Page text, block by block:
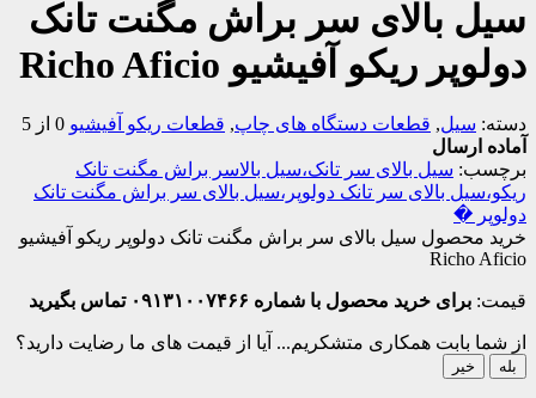
سیل بالای سر براش مگنت تانک
دولوپر ریکو آفیشیو Richo Aficio
دسته: سیل, قطعات دستگاه های چاپ, قطعات ریکو آفیشیو 0 از 5
آماده ارسال
برچسب: سیل بالای سر تانک،سیل بالاسر براش مگنت تانک
ریکو،سیل بالای سر تانک دولوپر،سیل بالای سر براش مگنت تانک
دولوپر �
خرید محصول سیل بالای سر براش مگنت تانک دولوپر ریکو آفیشیو
Richo Aficio
قیمت: برای خرید محصول با شماره ۰۹۱۳۱۰۰۷۴۶۶ تماس بگیرید
از شما بابت همکاری متشکریم... آیا از قیمت های ما رضایت دارید؟
بله خیر